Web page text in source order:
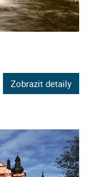
Zobrazit detaily